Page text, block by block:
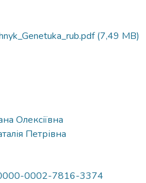
(7,49 MB)
Олексіївна
Петрівна
0002-7816-3374